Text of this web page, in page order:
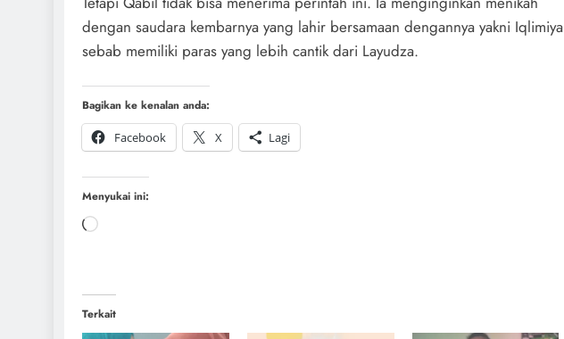
dengan saudara kembarnya yang lahir bersamaan dengannya yakni Iqlimiya
sebab memiliki paras yang lebih cantik dari Layudza.
Bagikan ke kenalan anda:
Facebook
X Lagi
Menyukai ini:
Terkait